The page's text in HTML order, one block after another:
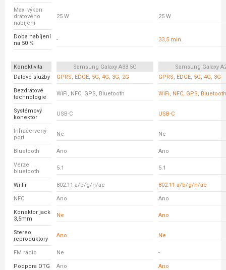
Max. výkon
drátového
nabíjení
25 W 25 W
Doba nabíjení
na 50 %
- 33,5 min.
Konektivita Samsung Galaxy A33 5G
Samsung Galaxy
Datové služby
GPRS, EDGE, 5G, 4G, 3G, 2G GPRS, EDGE, 5G, 4G, 3G
Bezdrátové
technologie
WiFi, NFC, GPS, Bluetooth WiFi, NFC, GPS, Bluetooth
Systémový
konektor
USB-C USB-C
Infračervený
port
Ne Ne
Bluetooth Ano Ano
Verze
bluetooth
5.1 5.1
Wi-Fi 802.11 a/b/g/n/ac 802.11 a/b/g/n/ac
NFC Ano Ano
Konektor jack
3,5mm
Ne Ano
Stereo
reproduktory
Ano Ne
FM rádio Ne -
Podpora OTG Ano Ano